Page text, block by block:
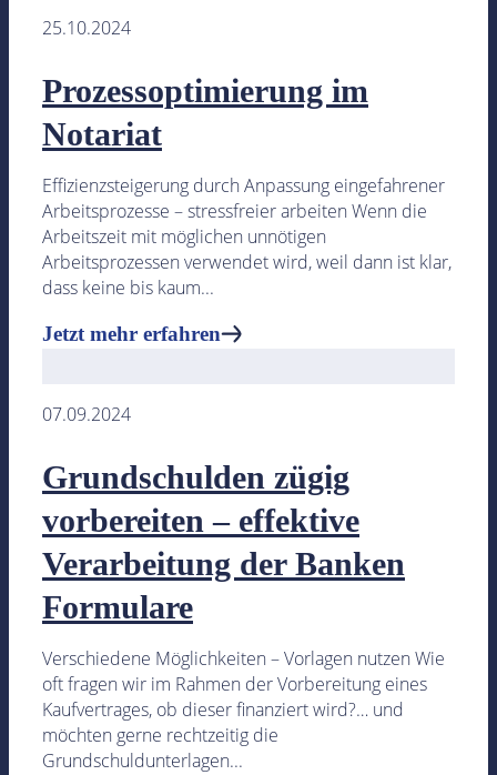
25.10.2024
Prozessoptimierung im
Notariat
Effizienzsteigerung durch Anpassung eingefahrener
Arbeitsprozesse – stressfreier arbeiten Wenn die
Arbeitszeit mit möglichen unnötigen
Arbeitsprozessen verwendet wird, weil dann ist klar,
dass keine bis kaum...
Jetzt mehr erfahren
07.09.2024
Grundschulden zügig
vorbereiten – effektive
Verarbeitung der Banken
Formulare
Verschiedene Möglichkeiten – Vorlagen nutzen Wie
oft fragen wir im Rahmen der Vorbereitung eines
Kaufvertrages, ob dieser finanziert wird?… und
möchten gerne rechtzeitig die
Grundschuldunterlagen...